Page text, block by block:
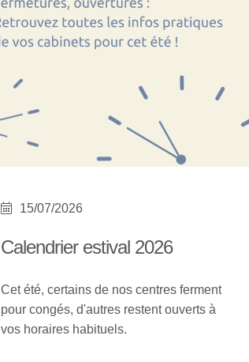
15/07/2026
Calendrier estival 2026
Cet été, certains de nos centres ferment
pour congés, d'autres restent ouverts à
vos horaires habituels.